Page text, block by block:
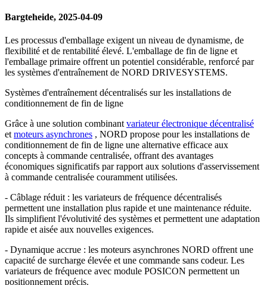
Bargteheide, 2025-04-09
Les processus d'emballage exigent un niveau de dynamisme, de
flexibilité et de rentabilité élevé. L'emballage de fin de ligne et
l'emballage primaire offrent un potentiel considérable, renforcé par
les systèmes d'entraînement de NORD DRIVESYSTEMS.
Systèmes d'entraînement décentralisés sur les installations de
conditionnement de fin de ligne
Grâce à une solution combinant variateur électronique décentralisé
et moteurs asynchrones , NORD propose pour les installations de
conditionnement de fin de ligne une alternative efficace aux
concepts à commande centralisée, offrant des avantages
économiques significatifs par rapport aux solutions d'asservissement
à commande centralisée couramment utilisées.
- Câblage réduit : les variateurs de fréquence décentralisés
permettent une installation plus rapide et une maintenance réduite.
Ils simplifient l'évolutivité des systèmes et permettent une adaptation
rapide et aisée aux nouvelles exigences.
- Dynamique accrue : les moteurs asynchrones NORD offrent une
capacité de surcharge élevée et une commande sans codeur. Les
variateurs de fréquence avec module POSICON permettent un
positionnement précis.